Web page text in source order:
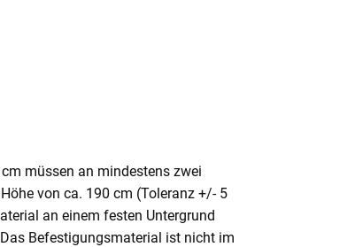
müssen an mindestens zwei
von ca. 190 cm (Toleranz +/- 5
an einem festen Untergrund
Befestigungsmaterial ist nicht im